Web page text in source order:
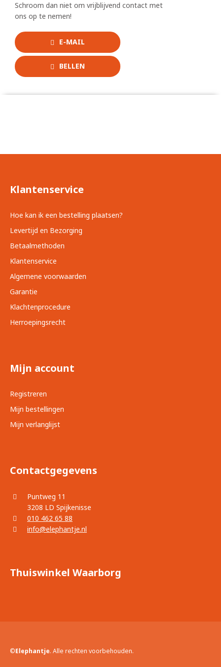
Schroom dan niet om vrijblijvend contact met
ons op te nemen!
E-MAIL
BELLEN
Klantenservice
Hoe kan ik een bestelling plaatsen?
Levertijd en Bezorging
Betaalmethoden
Klantenservice
Algemene voorwaarden
Garantie
Klachtenprocedure
Herroepingsrecht
Mijn account
Registreren
Mijn bestellingen
Mijn verlanglijst
Contactgegevens
Puntweg 11
3208 LD Spijkenisse
010 462 65 88
info@elephantje.nl
Thuiswinkel Waarborg
©Elephantje. Alle rechten voorbehouden.